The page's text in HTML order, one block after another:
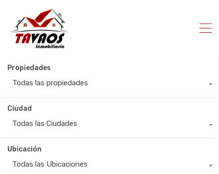
Propiedades
Todas las propiedades
Ciudad
Todas las Ciudades
Ubicación
Todas las Ubicaciones